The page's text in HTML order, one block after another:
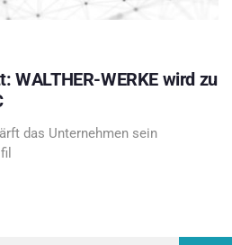
WALTHER-WERKE wird zu
das Unternehmen sein